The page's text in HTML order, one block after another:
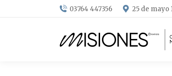
03764 447356 25 de mayo